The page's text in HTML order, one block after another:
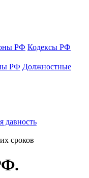
РФ Кодексы РФ
РФ Должностные
давность
сроков